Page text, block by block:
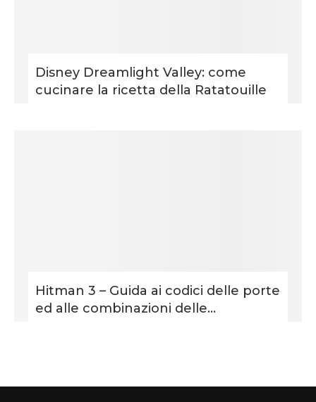
Disney Dreamlight Valley: come
cucinare la ricetta della Ratatouille
Hitman 3 – Guida ai codici delle porte
ed alle combinazioni delle...